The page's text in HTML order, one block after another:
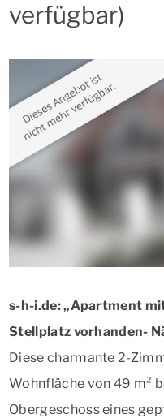
verfügbar)
s-h-i.de: „Apartment
Stellplatz vorhanden-
Diese charmante 2-
Wohnfläche von 49 m²
Obergeschoss eines